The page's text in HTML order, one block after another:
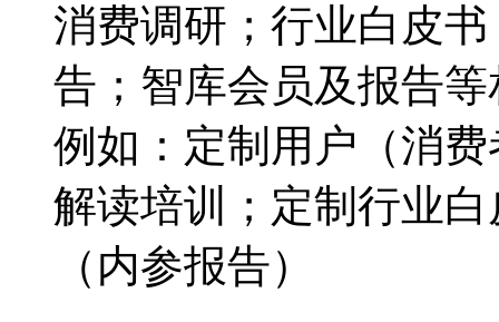
消费调研；行业白皮
告；智库会员及报告
例如：定制用户（消
解读培训；定制行业
（内参报告）